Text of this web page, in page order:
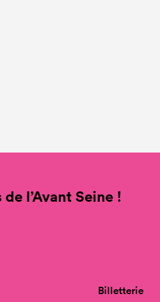
l’Avant Seine !
Billetterie